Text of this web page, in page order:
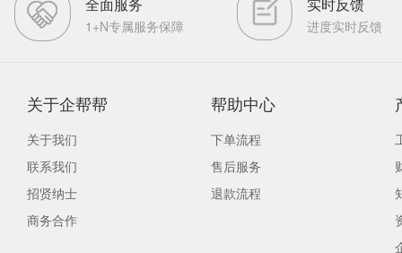
1+N专属服务保障 进度实时反馈
关于企帮帮
关于我们
联系我们
招贤纳士
商务合作
帮助中心
下单流程
售后服务
退款流程